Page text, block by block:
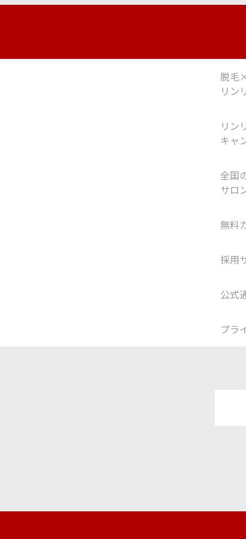
脱毛
リン
リン
キャ
全国
サロ
無料
採用
公式
プラ